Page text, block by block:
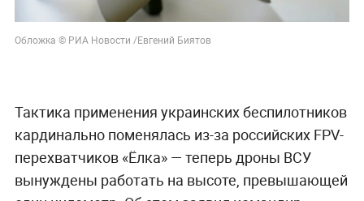
Обложка © РИА Новости /Евгений Биятов
Тактика применения украинских беспилотников
кардинально поменялась из-за российских FPV-
перехватчиков «Ёлка» — теперь дроны ВСУ
вынуждены работать на высоте, превышающей